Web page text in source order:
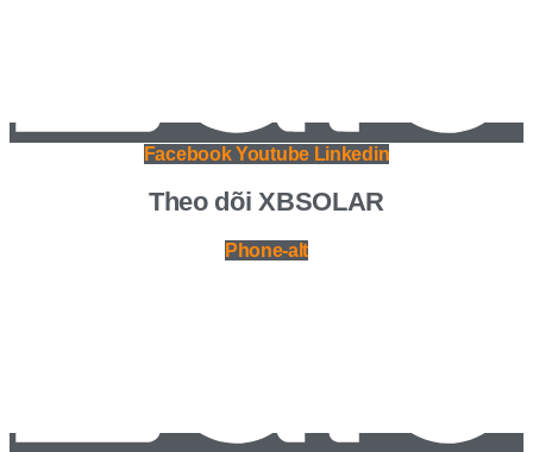
Facebook Youtube Linkedin
Theo dõi XBSOLAR
Phone-alt